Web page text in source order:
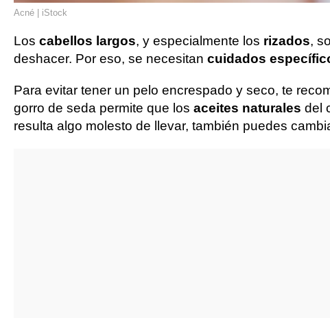
Acné | iStock
Los cabellos largos, y especialmente los rizados,
deshacer. Por eso, se necesitan cuidados
Para evitar tener un pelo encrespado y seco, te
gorro de seda permite que los aceites naturales del
resulta algo molesto de llevar, también puedes